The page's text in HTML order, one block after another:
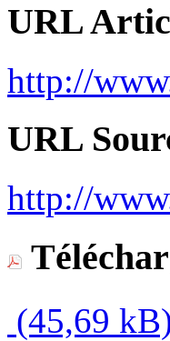
URL
http://
URL
http://
(45,69